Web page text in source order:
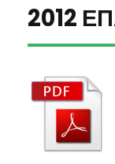
2012